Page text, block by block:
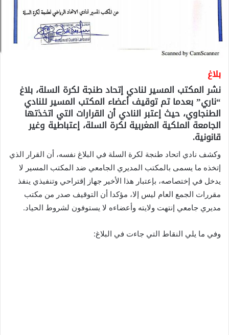
بلاغ
نشر المكتب المسير لنادي إتحاد طنجة لكرة السلة، بلاغ
“ناري” بعدما تم توقيف أعضاء المكتب المسير للنادي
الطنجاوي، حيث إعتبر النادي أن القرارات التي اتخذتها
الجامعة الملكية المغربية لكرة السلة، إعتباطية وغير
قانونية.
وكشف نادي اتحاد طنجة لكرة السلة في البلاغ نفسه، أن القرار الذي
إتخذه ما يسمى بالمكتب المديري الجامعي ضد المكتب المسير لا
يدخل في إختصاصه، بإعتبار هذا الأخير جهاز إقتراحي وتنفيذي ينفذ
مقررات الجمع العام ليس إلا، مؤكدا أن التوقيف صدر من مكتب
مديري جامعي إنتهت ولايته وأعضاءه لا يستوفون لشروط الحياد.
وفي ما يلي النقاط التي جاءت في البلاغ: